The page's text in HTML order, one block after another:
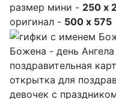
размер мини - 250 x
оригинал - 500 x 575
Божена - день
поздравительная
открытка для
девочек с